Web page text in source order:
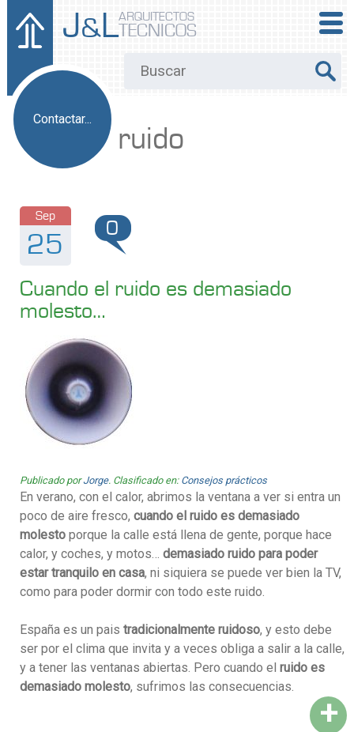
J&LARQUITECTOS
TECNICOS
Contactar...
ruido
Sep
25
0
Cuando el ruido es demasiado
molesto…
Publicado porJorge. Clasificado en: Consejos prácticos
En verano, con el calor, abrimos la ventana a ver si entra un
poco de aire fresco, cuando el ruido es demasiado
molestoporque la calle está llena de gente, porque hace
calor, y coches, y motos… demasiado ruido para poder
estar tranquilo en casa, ni siquiera se puede ver bien la TV,
como para poder dormir con todo este ruido.
España es un pais tradicionalmente ruidoso, y esto debe
ser por el clima que invita y a veces obliga a salir a la calle,
y a tener las ventanas abiertas. Pero cuando el ruido es
demasiado molesto, sufrimos las consecuencias.
+